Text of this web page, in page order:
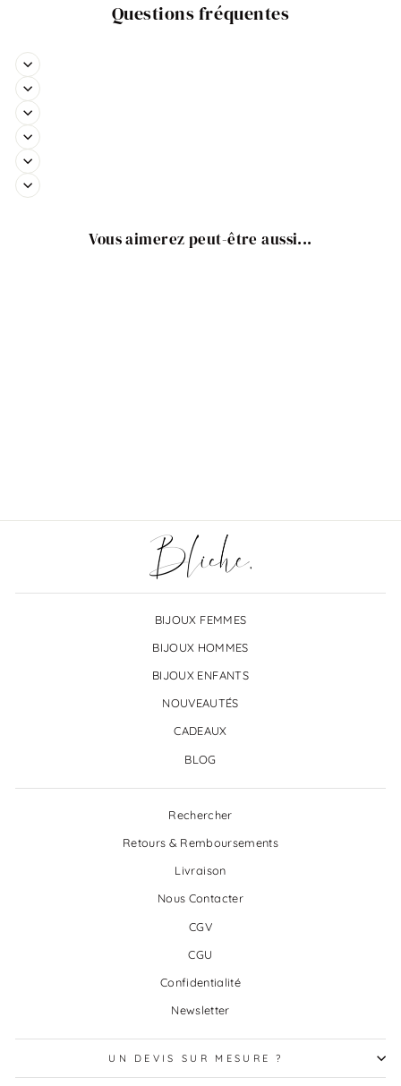
Questions fréquentes
Vous aimerez peut-être aussi...
BIJOUX FEMMES
BIJOUX HOMMES
BIJOUX ENFANTS
NOUVEAUTÉS
CADEAUX
BLOG
Rechercher
Retours & Remboursements
Livraison
Nous Contacter
CGV
CGU
Confidentialité
Newsletter
UN DEVIS SUR MESURE ?